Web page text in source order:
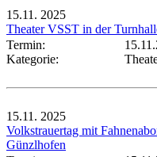
15.11. 2025
Theater VSST in der
Termin:
Kategorie:
15.11. 2025
Volkstrauertag mit
Günzlhofen